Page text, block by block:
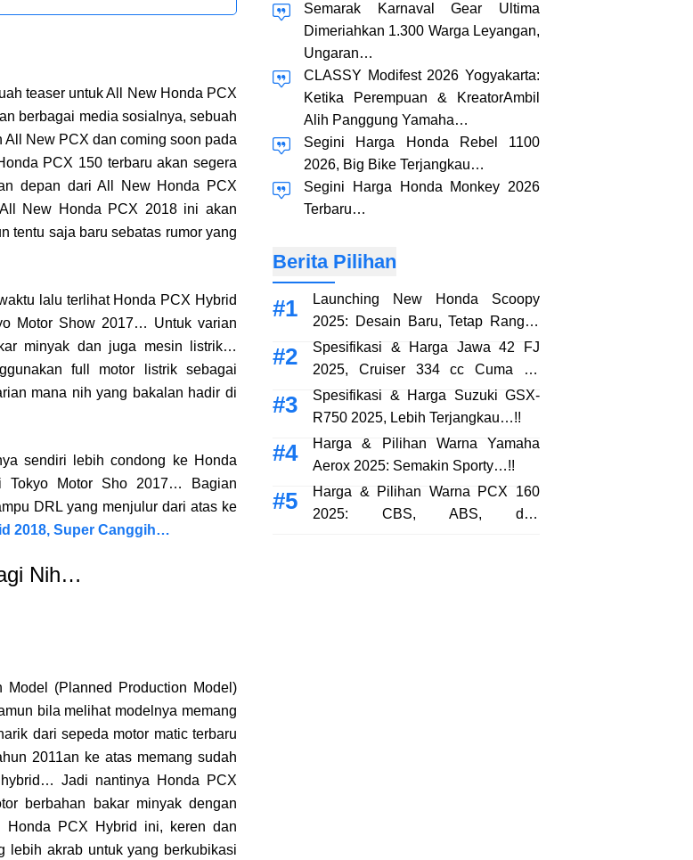
teaser untuk All New Honda PCX
berbagai media sosialnya, sebuah
New PCX dan coming soon pada
PCX 150 terbaru akan segera
depan dari All New Honda PCX
New Honda PCX 2018 ini akan
tentu saja baru sebatas rumor yang
lalu terlihat Honda PCX Hybrid
Motor Show 2017… Untuk varian
minyak dan juga mesin listrik…
full motor listrik sebagai
mana nih yang bakalan hadir di
sendiri lebih condong ke Honda
Tokyo Motor Sho 2017… Bagian
DRL yang menjulur dari atas ke
2018, Super Canggih…
Nih…
(Planned Production Model)
bila melihat modelnya memang
dari sepeda motor matic terbaru
2011an ke atas memang sudah
Jadi nantinya Honda PCX
berbahan bakar minyak dengan
PCX Hybrid ini, keren dan
akrab untuk yang berkubikasi
Semarak Karnaval Gear Ultima
Dimeriahkan 1.300 Warga Leyangan,
Ungaran…
CLASSY Modifest 2026 Yogyakarta:
Ketika Perempuan & KreatorAmbil
Alih Panggung Yamaha…
Segini Harga Honda Rebel 1100
2026, Big Bike Terjangkau…
Segini Harga Honda Monkey 2026
Terbaru…
Berita Pilihan
Launching New Honda Scoopy
2025: Desain Baru, Tetap Rangka
eSAF…!!
Spesifikasi & Harga Jawa 42 FJ
2025, Cruiser 334 cc Cuma 38
Jutaan…!!
Spesifikasi & Harga Suzuki GSX-
R750 2025, Lebih Terjangkau…!!
Harga & Pilihan Warna Yamaha
Aerox 2025: Semakin Sporty…!!
Harga & Pilihan Warna PCX 160
2025: CBS, ABS, dan